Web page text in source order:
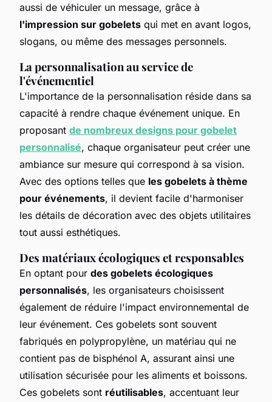
aussi de véhiculer un message, grâce à
l'impression sur gobelets qui met en avant logos,
slogans, ou même des messages personnels.
La personnalisation au service de
l'événementiel
L'importance de la personnalisation réside dans sa
capacité à rendre chaque événement unique. En
proposant de nombreux designs pour gobelet
personnalisé, chaque organisateur peut créer une
ambiance sur mesure qui correspond à sa vision.
Avec des options telles que les gobelets à thème
pour événements, il devient facile d'harmoniser
les détails de décoration avec des objets utilitaires
tout aussi esthétiques.
Des matériaux écologiques et responsables
En optant pour des gobelets écologiques
personnalisés, les organisateurs choisissent
également de réduire l'impact environnemental de
leur événement. Ces gobelets sont souvent
fabriqués en polypropylène, un matériau qui ne
contient pas de bisphénol A, assurant ainsi une
utilisation sécurisée pour les aliments et boissons.
Ces gobelets sont réutilisables, accentuant leur